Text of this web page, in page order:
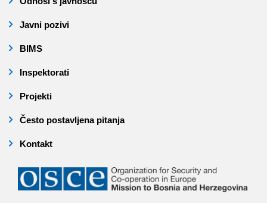
Javni pozivi
BIMS
Inspektorati
Projekti
Često postavljena pitanja
Kontakt